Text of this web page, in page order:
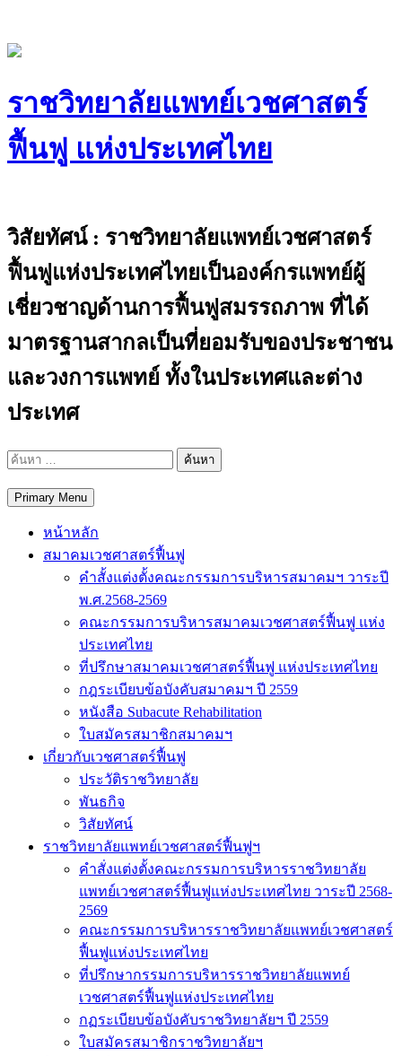
content
ราชวิทยาลัยแพทย์เวชศาสตร์
ฟื้นฟู แห่งประเทศไทย
วิสัยทัศน์ : ราชวิทยาลัยแพทย์เวชศาสตร์
ฟื้นฟูแห่งประเทศไทยเป็นองค์กรแพทย์ผู้
เชี่ยวชาญด้านการฟื้นฟูสมรรถภาพ ที่ได้
มาตรฐานสากลเป็นที่ยอมรับของประชาชน
และวงการแพทย์ ทั้งในประเทศและต่าง
ประเทศ
ค้นหา
Primary Menu
หน้าหลัก
สมาคมเวชศาสตร์ฟื้นฟู
คำสั้งแต่งตั้งคณะกรรมการบริหารสมาคมฯ วาระปี
พ.ศ.2568-2569
คณะกรรมการบริหารสมาคมเวชศาสตร์ฟื้นฟู แห่ง
ประเทศไทย
ที่ปรึกษาสมาคมเวชศาสตร์ฟื้นฟู แห่งประเทศไทย
กฎระเบียบข้อบังคับสมาคมฯ ปี 2559
หนังสือ Subacute Rehabilitation
ใบสมัครสมาชิกสมาคมฯ
เกี่ยวกับเวชศาสตร์ฟื้นฟู
ประวัติราชวิทยาลัย
พันธกิจ
วิสัยทัศน์
ราชวิทยาลัยแพทย์เวชศาสตร์ฟื้นฟูฯ
คำสั่งแต่งตั้งคณะกรรมการบริหารราชวิทยาลัย
แพทย์เวชศาสตร์ฟื้นฟูแห่งประเทศไทย วาระปี 2568-
2569
คณะกรรมการบริหารราชวิทยาลัยแพทย์เวชศาสตร์
ฟื้นฟูแห่งประเทศไทย
ที่ปรึกษากรรมการบริหารราชวิทยาลัยแพทย์
เวชศาสตร์ฟื้นฟูแห่งประเทศไทย
กฏระเบียบข้อบังคับราชวิทยาลัยฯ ปี 2559
ใบสมัครสมาชิกราชวิทยาลัยฯ